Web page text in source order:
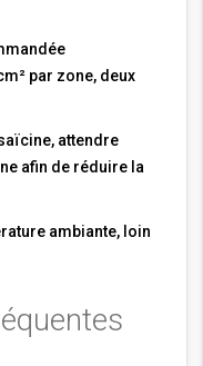
par zone, deux
attendre
afin de réduire la
ambiante, loin